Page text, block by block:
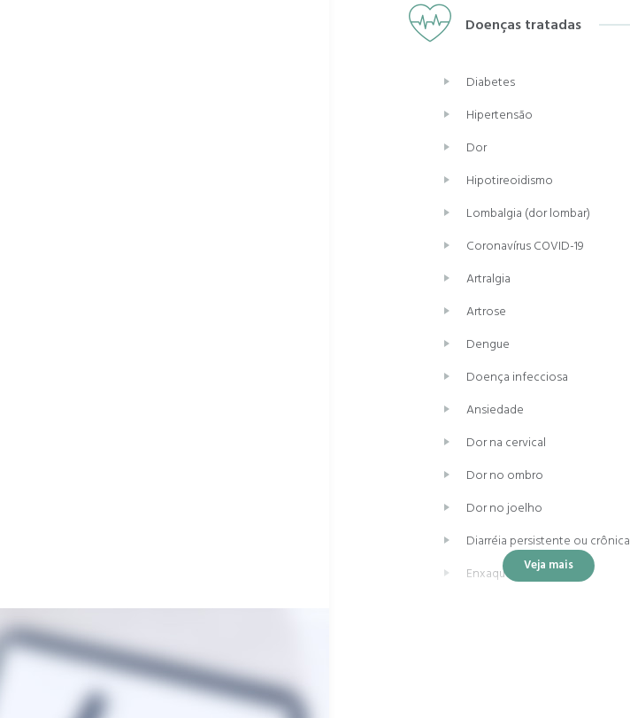
Doenças tratadas
Diabetes
Hipertensão
Dor
Hipotireoidismo
Lombalgia (dor lombar)
Coronavírus COVID-19
Artralgia
Artrose
Dengue
Doença infecciosa
Ansiedade
Dor na cervical
Dor no ombro
Dor no joelho
Diarréia persistente ou crônica
Enxaqueca Veja mais